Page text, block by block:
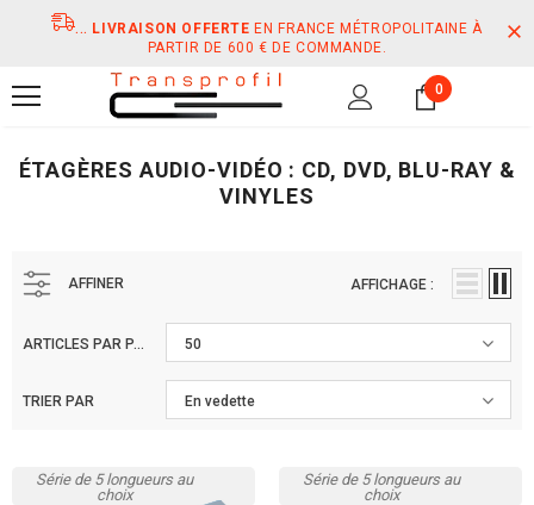
... LIVRAISON OFFERTE EN FRANCE MÉTROPOLITAINE À
PARTIR DE 600 € DE COMMANDE.
0
ÉTAGÈRES AUDIO-VIDÉO : CD, DVD, BLU-RAY &
VINYLES
AFFINER AFFICHAGE :
ARTICLES PAR PAGE 50
TRIER PAR En vedette
Série de 5 longueurs au
choix
Série de 5 longueurs au
choix